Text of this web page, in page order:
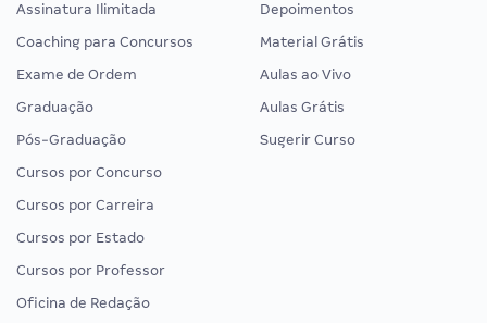
Assinatura Ilimitada
Coaching para Concursos
Exame de Ordem
Graduação
Pós-Graduação
Cursos por Concurso
Cursos por Carreira
Cursos por Estado
Cursos por Professor
Oficina de Redação
Depoimentos
Material Grátis
Aulas ao Vivo
Aulas Grátis
Sugerir Curso